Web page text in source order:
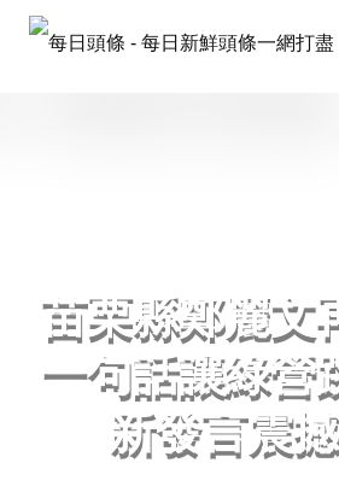
苗栗縣鄭麗文
一句話讓綠營
新發言震